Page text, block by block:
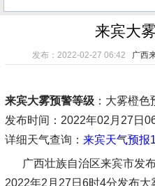
来宾大
发布：2022-02-27 06:42 广西
来宾大雾预警等级：大雾橙色
发布时间 ：2022年02月27日
详细天气查询： 来宾天气预报
广西壮族自治区来宾市发
2022年2月27日6时4分发布